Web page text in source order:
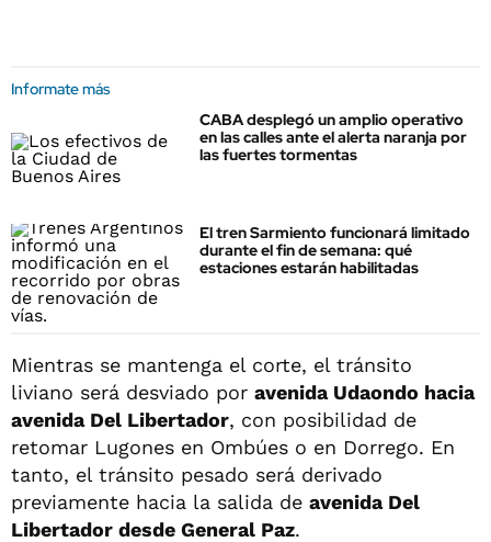
Informate más
CABA desplegó un amplio operativo
en las calles ante el alerta naranja por
las fuertes tormentas
El tren Sarmiento funcionará limitado
durante el fin de semana: qué
estaciones estarán habilitadas
Mientras se mantenga el corte, el tránsito
liviano será desviado por avenida Udaondo hacia
avenida Del Libertador, con posibilidad de
retomar Lugones en Ombúes o en Dorrego. En
tanto, el tránsito pesado será derivado
previamente hacia la salida de avenida Del
Libertador desde General Paz.